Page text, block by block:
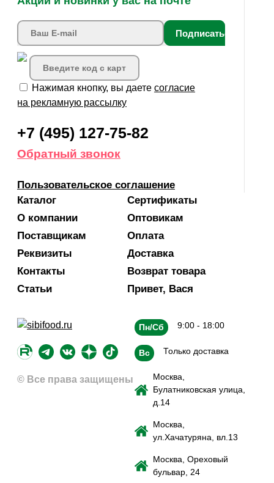
© Все права защищены
Каталог
О компании
Поставщикам
Реквизиты
Контакты
Статьи
Сертификаты
Оптовикам
Оплата
Доставка
Возврат товара
Привет, Вася
Подписаться
Нажимая кнопку, вы даете согласие
на рекламную рассылку
+7 (495) 127-75-82
Обратный звонок
Пользовательское соглашение
Пн/Сб 9:00 - 18:00
Вс Только доставка
Москва,
Булатниковская улица,
д.14
Москва,
ул.Хачатуряна, вл.13
Москва, Ореховый
бульвар, 24